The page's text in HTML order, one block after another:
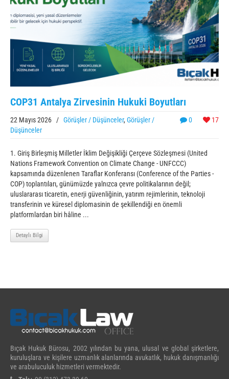
COP31 Antalya Zirvesinin Hukuki Boyutları
0 17
22 Mayıs 2026 / Görüşler / Düşünceler, Görüşler /
Düşünceler
1. Giriş Birleşmiş Milletler İklim Değişikliği Çerçeve Sözleşmesi (United
Nations Framework Convention on Climate Change - UNFCCC)
kapsamında düzenlenen Taraflar Konferansı (Conference of the Parties -
COP) toplantıları, günümüzde yalnızca çevre politikalarının değil;
uluslararası ticaretin, enerji güvenliğinin, yatırım rejimlerinin, teknoloji
transferinin ve küresel diplomasinin de şekillendiği en önemli
platformlardan biri hâline ...
Detaylı Bilgi
Bıçak Hukuk Bürosu, 2002 yılından bu yana, ulusal ve global şirketlere,
kuruluşlara ve kişilere uzmanlık alanlarında avukatlık, hukuk danışmanlığı
ve arabuluculuk hizmetleri vermektedir.